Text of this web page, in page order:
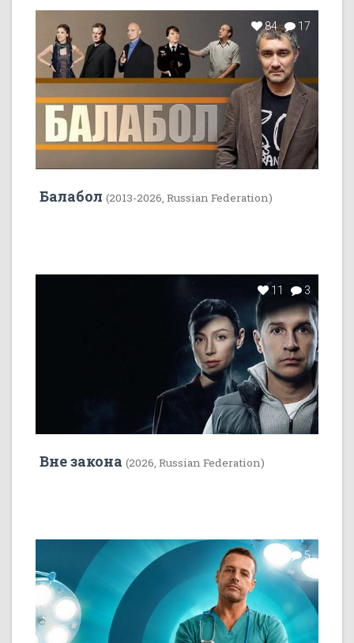
84 17
Балабол (2013-2026, Russian Federation)
11 3
Вне закона (2026, Russian Federation)
7 5